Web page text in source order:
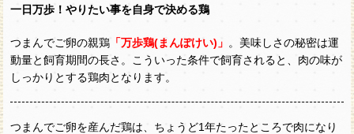
一日万歩！やりたい事を自身で決める鶏
つまんでご卵の親鶏 「万歩鶏(まんぽけい)」 。美味しさの秘密は運
動量と飼育期間の長さ。こういった条件で飼育されると、肉の味が
しっかりとする鶏肉となります。
つまんでご卵を産んだ鶏は、ちょうど1年たったところで肉になり